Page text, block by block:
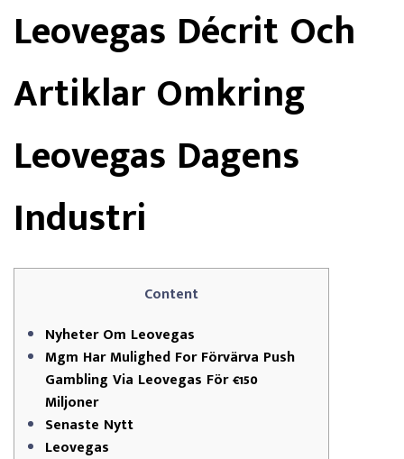
Leovegas Décrit Och
Artiklar Omkring
Leovegas Dagens
Industri
Content
Nyheter Om Leovegas
Mgm Har Mulighed For Förvärva Push
Gambling Via Leovegas För €150
Miljoner
Senaste Nytt
Leovegas